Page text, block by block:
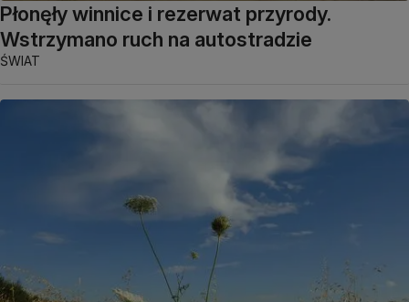
Płonęły winnice i rezerwat przyrody.
Wstrzymano ruch na autostradzie
ŚWIAT